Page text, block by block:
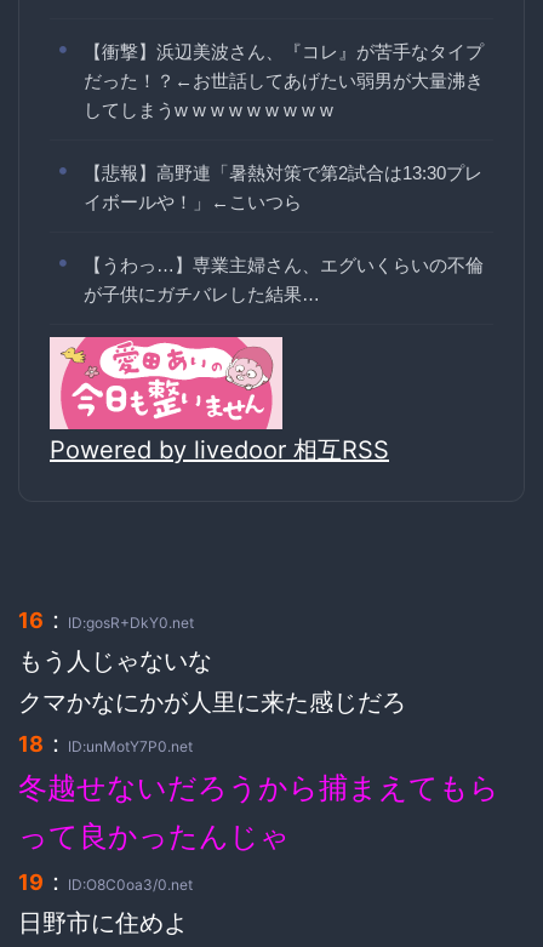
【衝撃】浜辺美波さん、『コレ』が苦手なタイプ
だった！？←お世話してあげたい弱男が大量沸き
してしまうw w w w w w w w w
【悲報】高野連「暑熱対策で第2試合は13:30プレ
イボールや！」←こいつら
【うわっ…】専業主婦さん、エグいくらいの不倫
が子供にガチバレした結果…
Powered by livedoor 相互RSS
16 ： ID:gosR+DkY0.net
もう人じゃないな
クマかなにかが人里に来た感じだろ
18 ： ID:unMotY7P0.net
冬越せないだろうから捕まえてもら
って良かったんじゃ
19 ： ID:O8C0oa3/0.net
日野市に住めよ